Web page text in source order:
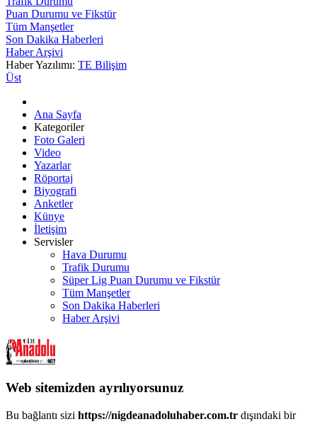
Puan Durumu ve Fikstür
Tüm Manşetler
Son Dakika Haberleri
Haber Arşivi
Haber Yazılımı: TE Bilişim
Üst
Ana Sayfa
Kategoriler
Foto Galeri
Video
Yazarlar
Röportaj
Biyografi
Anketler
Künye
İletişim
Servisler
Hava Durumu
Trafik Durumu
Süper Lig Puan Durumu ve Fikstür
Tüm Manşetler
Son Dakika Haberleri
Haber Arşivi
Web sitemizden ayrılıyorsunuz
Bu bağlantı sizi https://nigdeanadoluhaber.com.tr dışındaki bir